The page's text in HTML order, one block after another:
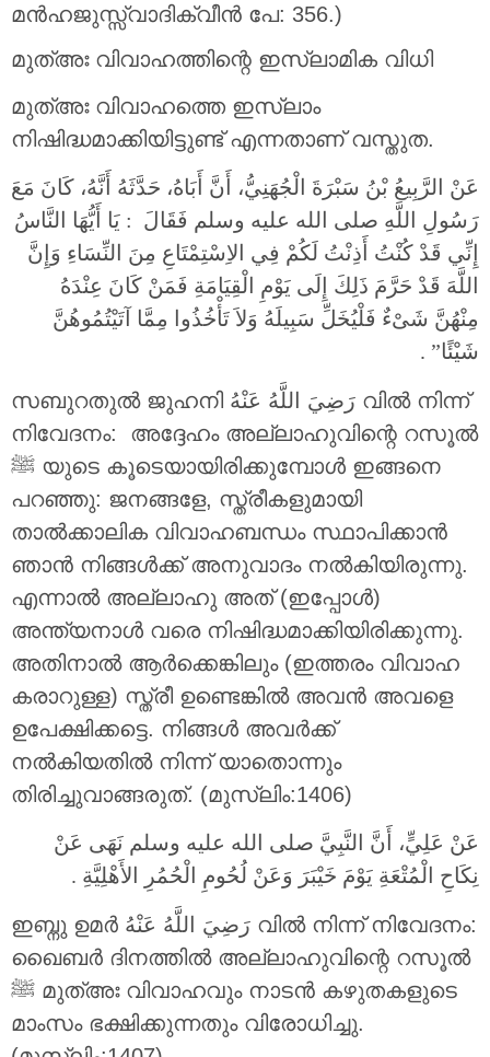
മന്‍ഹജുസ്സ്വാദിക്വീന്‍ പേ: 356.)
മുത്അഃ വിവാഹത്തിന്റെ ഇസ്ലാമിക വിധി
മുത്അഃ വിവാഹത്തെ ഇസ്‌ലാം
നിഷിദ്ധമാക്കിയിട്ടുണ്ട് എന്നതാണ് വസ്തുത.
عَنْ الرَّبِيعُ بْنُ سَبْرَةَ الْجُهَنِيُّ، أَنَّ أَبَاهُ، حَدَّثَهُ أَنَّهُ، كَانَ مَعَ
رَسُولِ اللَّهِ صلى الله عليه وسلم فَقَالَ ‏ :‏ يَا أَيُّهَا النَّاسُ
إِنِّي قَدْ كُنْتُ أَذِنْتُ لَكُمْ فِي الاِسْتِمْتَاعِ مِنَ النِّسَاءِ وَإِنَّ
اللَّهَ قَدْ حَرَّمَ ذَلِكَ إِلَى يَوْمِ الْقِيَامَةِ فَمَنْ كَانَ عِنْدَهُ
مِنْهُنَّ شَىْءٌ فَلْيُخَلِّ سَبِيلَهُ وَلاَ تَأْخُذُوا مِمَّا آتَيْتُمُوهُنَّ
شَيْئًا‏”‏ ‏.‏
സബുറതുല്‍ ജുഹനി رَضِيَ اللَّهُ عَنْهُ വിൽ നിന്ന്
നിവേദനം: അദ്ദേഹം അല്ലാഹുവിന്റെ റസൂൽ
ﷺ യുടെ കൂടെയായിരിക്കുമ്പോൾ ഇങ്ങനെ
പറഞ്ഞു: ജനങ്ങളേ, സ്ത്രീകളുമായി
താൽക്കാലിക വിവാഹബന്ധം സ്ഥാപിക്കാൻ
ഞാൻ നിങ്ങൾക്ക് അനുവാദം നൽകിയിരുന്നു.
എന്നാൽ അല്ലാഹു അത് (ഇപ്പോൾ)
അന്ത്യനാൾ വരെ നിഷിദ്ധമാക്കിയിരിക്കുന്നു.
അതിനാൽ ആർക്കെങ്കിലും (ഇത്തരം വിവാഹ
കരാറുള്ള) സ്ത്രീ ഉണ്ടെങ്കിൽ അവൻ അവളെ
ഉപേക്ഷിക്കട്ടെ. നിങ്ങൾ അവർക്ക്
നൽകിയതിൽ നിന്ന് യാതൊന്നും
തിരിച്ചുവാങ്ങരുത്. (മുസ്ലിം:1406)
عَنْ عَلِيٍّ، أَنَّ النَّبِيَّ صلى الله عليه وسلم نَهَى عَنْ
نِكَاحِ الْمُتْعَةِ يَوْمَ خَيْبَرَ وَعَنْ لُحُومِ الْحُمُرِ الأَهْلِيَّةِ ‏.‏
ഇബ്നു ഉമർ رَضِيَ اللَّهُ عَنْهُ വിൽ നിന്ന് നിവേദനം:
ഖൈബർ ദിനത്തിൽ അല്ലാഹുവിന്റെ റസൂൽ
ﷺ മുത്അഃ വിവാഹവും നാടൻ കഴുതകളുടെ
മാംസം ഭക്ഷിക്കുന്നതും വിരോധിച്ചു.